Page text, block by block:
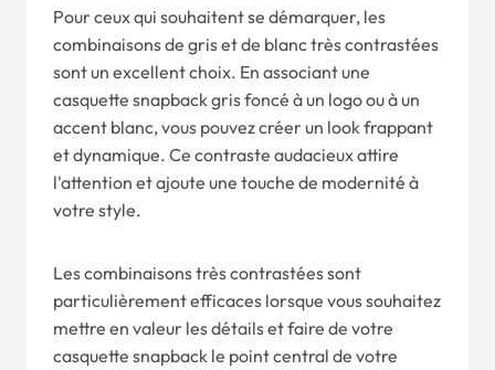
Pour ceux qui souhaitent se démarquer, les
combinaisons de gris et de blanc très contrastées
sont un excellent choix. En associant une
casquette snapback gris foncé à un logo ou à un
accent blanc, vous pouvez créer un look frappant
et dynamique. Ce contraste audacieux attire
l'attention et ajoute une touche de modernité à
votre style.
Les combinaisons très contrastées sont
particulièrement efficaces lorsque vous souhaitez
mettre en valeur les détails et faire de votre
casquette snapback le point central de votre